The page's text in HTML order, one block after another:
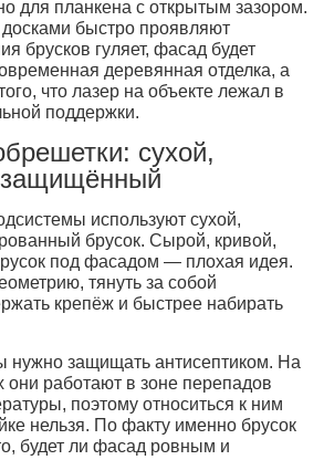
для планкена с открытым зазором.
быстро проявляют
брусков гуляет, фасад будет
деревянная отделка, а
что лазер на объекте лежал в
поддержки.
сухой,
защищённый
используют сухой,
брусок. Сырой, кривой,
под фасадом — плохая идея.
тянуть за собой
крепёж и быстрее набирать
нужно защищать антисептиком. На
работают в зоне перепадов
поэтому относиться к ним
нельзя. По факту именно брусок
будет ли фасад ровным и